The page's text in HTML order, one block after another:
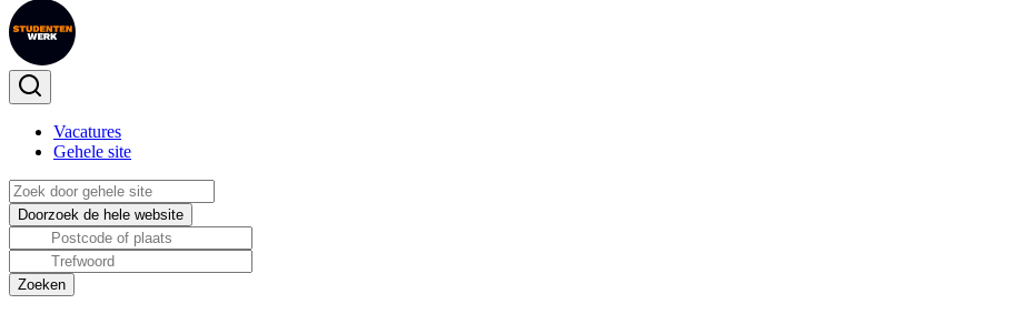
Vacatures
Gehele site